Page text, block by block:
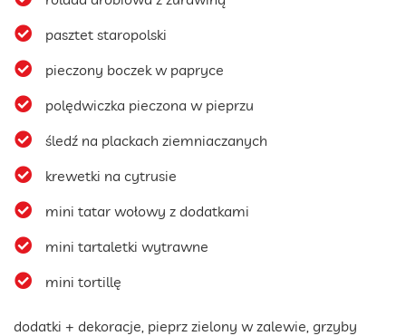
pasztet staropolski
pieczony boczek w papryce
polędwiczka pieczona w pieprzu
śledź na plackach ziemniaczanych
krewetki na cytrusie
mini tatar wołowy z dodatkami
mini tartaletki wytrawne
mini tortillę
dodatki + dekoracje, pieprz zielony w zalewie, grzyby